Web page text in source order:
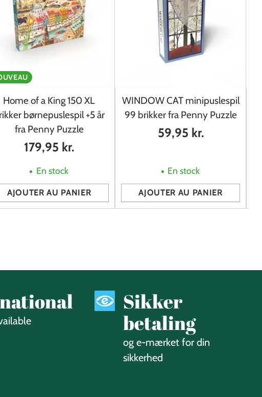
Home of a King 150 XL
børnepuslespil +5 år
fra Penny Puzzle
179,95 kr.
En stock
AJOUTER AU PANIER
WINDOW CAT minipuslespil
99 brikker fra Penny Puzzle
59,95 kr.
En stock
AJOUTER AU PANIER
Quantité
Sikker
betaling
og e-mærket for din
sikkerhed